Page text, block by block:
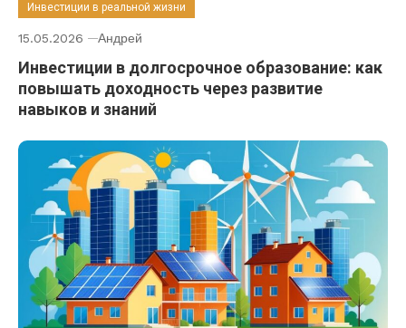
Инвестиции в реальной жизни
15.05.2026 Андрей
Инвестиции в долгосрочное образование: как
повышать доходность через развитие
навыков и знаний